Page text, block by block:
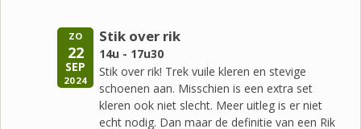
ZO
22
SEP
2024
Stik over rik
14u - 17u30
Stik over rik! Trek vuile kleren en stevige
schoenen aan. Misschien is een extra set
kleren ook niet slecht. Meer uitleg is er niet
echt nodig. Dan maar de definitie van een Rik